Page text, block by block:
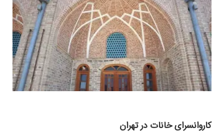
کاروانسرای خانات در تهران